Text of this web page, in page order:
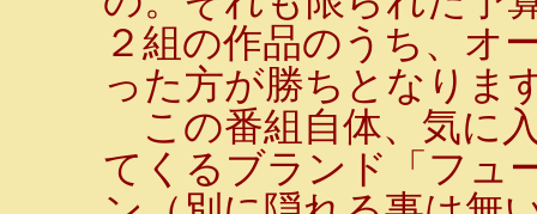
２組の作品のうち、オ
った方が勝ちとなりま
この番組自体、気に
てくるブランド「フュ